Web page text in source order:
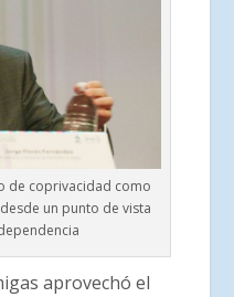
de coprivacidad como
un punto de vista
aprovechó el